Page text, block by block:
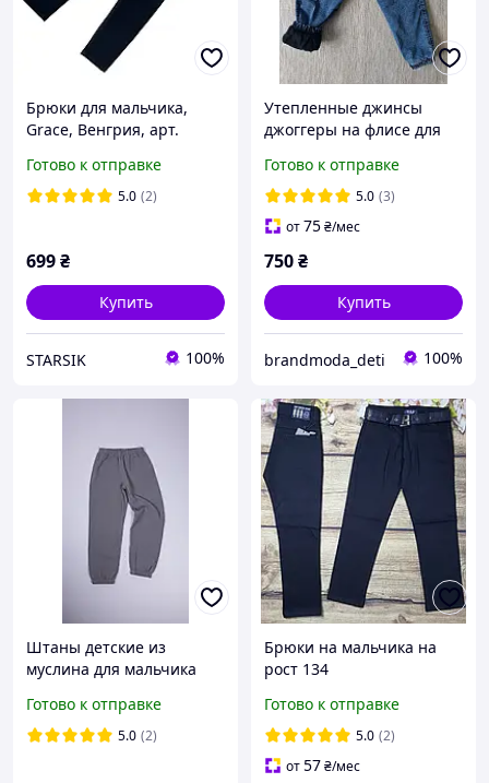
Брюки для мальчика,
Grace, Венгрия, арт.
Готово к отправке
5.0 (2)
699₴
Купить
STARSIK 100%
Утепленные джинсы
джоггеры на флисе для
Готово к отправке
5.0 (3)
от75₴/мес
750₴
Купить
brandmoda_deti 100%
Штаны детские из
муслина для мальчика
Готово к отправке
5.0 (2)
Брюки на мальчика на
рост 134
Готово к отправке
5.0 (2)
от57₴/мес